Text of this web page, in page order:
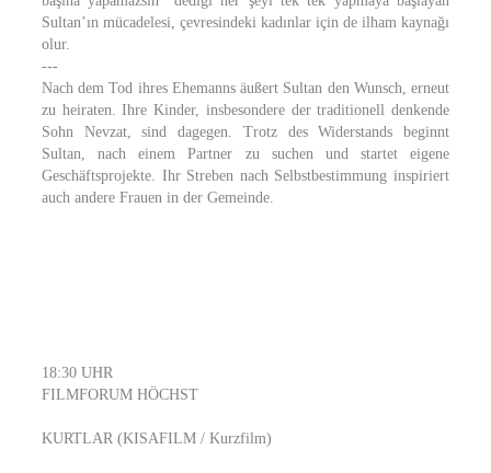
Sultan’ın mücadelesi, çevresindeki kadınlar için de ilham kaynağı
olur.
---
Nach dem Tod ihres Ehemanns äußert Sultan den Wunsch, erneut
zu heiraten. Ihre Kinder, insbesondere der traditionell denkende
Sohn Nevzat, sind dagegen. Trotz des Widerstands beginnt
Sultan, nach einem Partner zu suchen und startet eigene
Geschäftsprojekte. Ihr Streben nach Selbstbestimmung inspiriert
auch andere Frauen in der Gemeinde.
18:30 UHR
FILMFORUM HÖCHST
KURTLAR (KISAFILM / Kurzfilm)